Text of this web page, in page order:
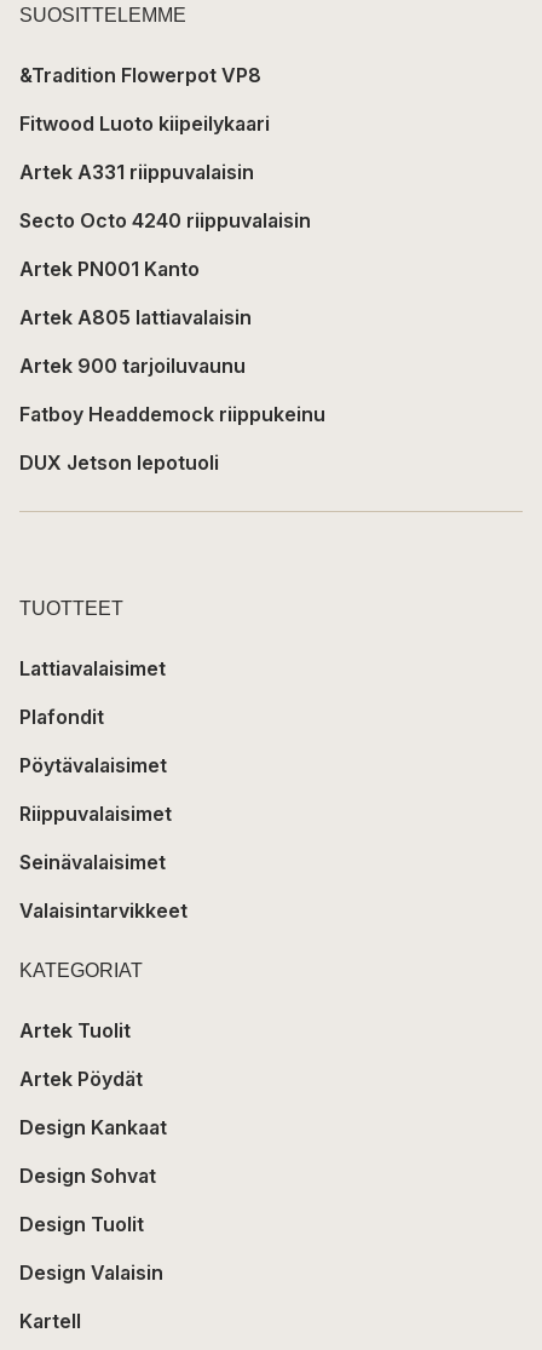
SUOSITTELEMME
&Tradition Flowerpot VP8
Fitwood Luoto kiipeilykaari
Artek A331 riippuvalaisin
Secto Octo 4240 riippuvalaisin
Artek PN001 Kanto
Artek A805 lattiavalaisin
Artek 900 tarjoiluvaunu
Fatboy Headdemock riippukeinu
DUX Jetson lepotuoli
TUOTTEET
Lattiavalaisimet
Plafondit
Pöytävalaisimet
Riippuvalaisimet
Seinävalaisimet
Valaisintarvikkeet
KATEGORIAT
Artek Tuolit
Artek Pöydät
Design Kankaat
Design Sohvat
Design Tuolit
Design Valaisin
Kartell